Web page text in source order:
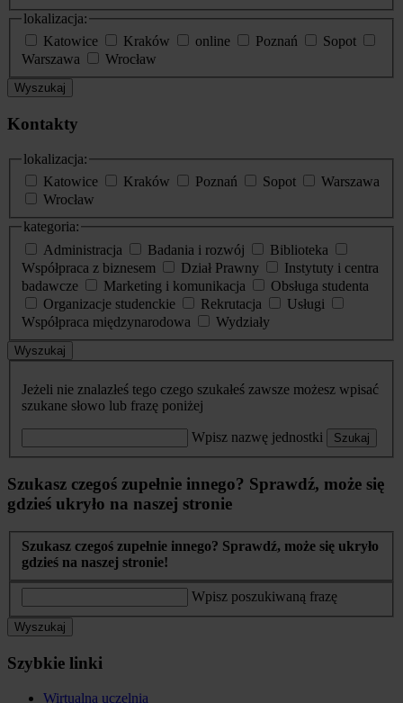
lokalizacja:
Katowice
Kraków online Poznań
Sopot
Warszawa
Wrocław
Wyszukaj
Kontakty
lokalizacja:
Katowice
Kraków Poznań Sopot
Warszawa
Wrocław
kategoria:
Administracja
Badania i rozwój
Biblioteka
Współpraca z biznesem
Dział Prawny
Instytuty i centra
badawcze
Marketing i komunikacja
Obsługa studenta
Organizacje studenckie
Rekrutacja
Usługi
Współpraca międzynarodowa
Wydziały
Wyszukaj
Jeżeli nie znalazłeś tego czego szukałeś zawsze możesz wpisać
szukane słowo lub frazę poniżej
Wpisz nazwę jednostki Szukaj
Szukasz czegoś zupełnie innego? Sprawdź, może się
gdzieś ukryło na naszej stronie
Szukasz czegoś zupełnie innego? Sprawdź, może się ukryło
gdzieś na naszej stronie!
Wpisz poszukiwaną frazę
Wyszukaj
Szybkie linki
Wirtualna uczelnia